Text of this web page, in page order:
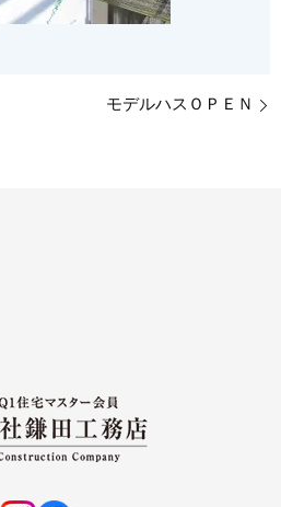
モデルハスＯＰＥＮ